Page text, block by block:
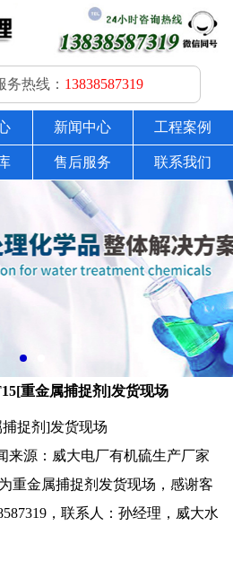
务热线： 13838587319
新闻中心 工程案例
售后服务 联系我们
重金属捕捉剂]发货现场
捉剂]发货现场
来源： 威大电厂有机硫生产厂家
重金属捕捉剂发货现场，感谢客
，联系人：孙经理，威大水